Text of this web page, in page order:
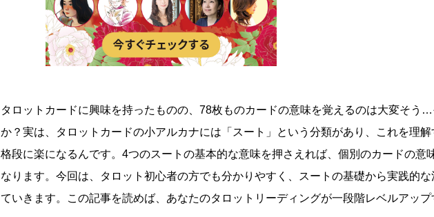
タロットカードに興味を持ったものの、78枚ものカードの意味を覚えるのは大変そう
か？実は、タロットカードの小アルカナには「スート」という分類があり、これを理
格段に楽になるんです。4つのスートの基本的な意味を押さえれば、個別のカードの意
なります。今回は、タロット初心者の方でも分かりやすく、スートの基礎から実践的
ていきます。この記事を読めば、あなたのタロットリーディングが一段階レベルアップ